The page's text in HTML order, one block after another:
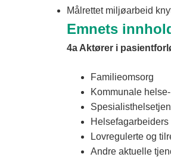
Målrettet miljøarbeid
Emnets
4a Aktører i
Familieomsorg
Kommunale
Lovregulerte og
Andre aktuelle